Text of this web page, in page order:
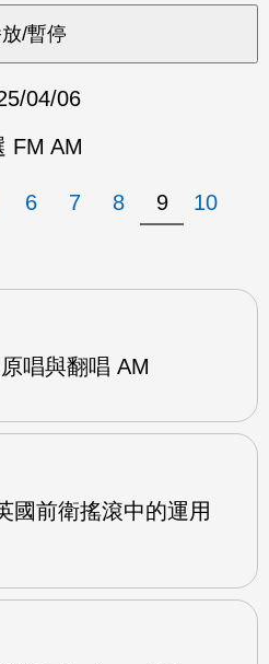
04/06
FM AM
6 7 8 9
10
唱與翻唱 AM
國前衛搖滾中的運用